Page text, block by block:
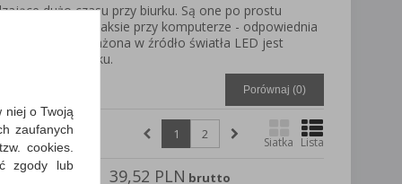
dużo czasu przy biurku. Są one po prostu
nauce, czy relaksie przy komputerze - odpowiednia
biurko wyposażona w źródło światła LED jest
naszego wzroku.
Porównaj (0)
Siatka Lista
1 2
39,52 PLN brutto
niej o Twoją
zaufanych
cookies.
zgody lub